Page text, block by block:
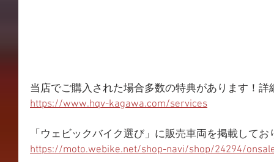
当店でご購入された場合多数の特典があります！詳
https://www.hqv-kagawa.com/services
「ウェビックバイク選び」に販売車両を掲載してお
https://moto.webike.net/shop-navi/shop/24294/